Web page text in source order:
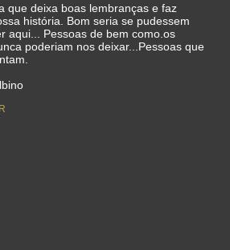
que deixa boas lembranças e faz
história. Bom seria se pudessem
aqui... Pessoas de bem como.os
poderiam nos deixar...Pessoas que